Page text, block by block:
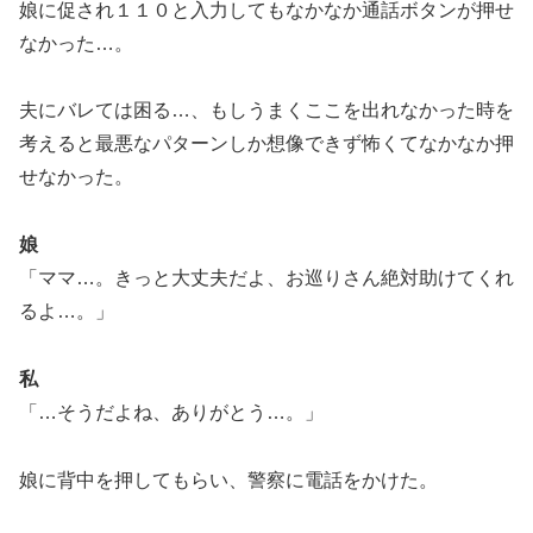
娘に促され１１０と入力してもなかなか通話ボタンが押せ
なかった…。
夫にバレては困る…、もしうまくここを出れなかった時を
考えると最悪なパターンしか想像できず怖くてなかなか押
せなかった。
娘
「ママ…。きっと大丈夫だよ、お巡りさん絶対助けてくれ
るよ…。」
私
「…そうだよね、ありがとう…。」
娘に背中を押してもらい、警察に電話をかけた。